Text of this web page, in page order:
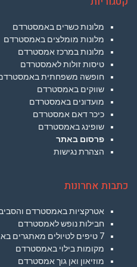
מלונות כשרים באמסטרדם
מלונות מומלצים באמסטרדם
מלונות במרכז אמסטרדם
טיסות זולות לאמסטרדם
חופשה משפחתית
שווקים באמסטרדם
מועדונים באמסטרדם
כיכר דאם אמסטרדם
שופינג באמסטרדם
פרסום באתר
הצהרת נגישות
כתבות אחרונות
אטרקציות באמסטרדם והסביבה
חבילות נופש לאמסטרדם
7 טיפים לטיולים מאתגרים באמסטרדם
מקומות בילוי באמסטרדם
מוזיאון ואן גוך אמסטרדם